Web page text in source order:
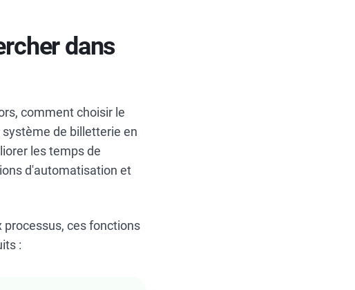
dans
comment choisir le
de billetterie en
les temps de
d'automatisation et
processus, ces fonctions
: